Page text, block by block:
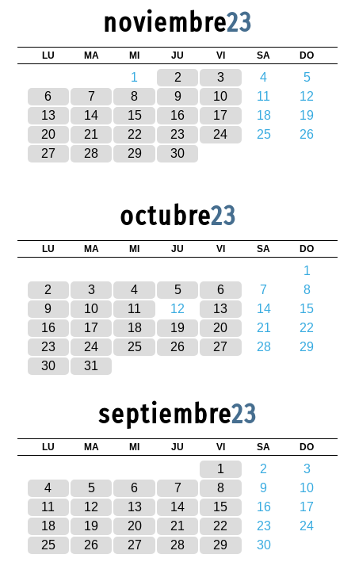
noviembre23
LU MA MI JU VI SA DO
1 2 3 4
5
6
7 8 9 10 11
12
13
14 15 16 17 18
19
20
21 22 23 24 25
26
27
28 29 30
octubre23
LU MA MI JU VI SA DO
1
2
3 4 5 6 7
8
9
10 11 12 13 14
15
16
17 18 19 20 21
22
23
24 25 26 27 28
29
30
31
septiembre23
LU MA MI JU VI SA DO
1 2
3
4
5 6 7 8 9
10
11
12 13 14 15 16
17
18
19 20 21 22 23
24
25
26 27 28 29 30